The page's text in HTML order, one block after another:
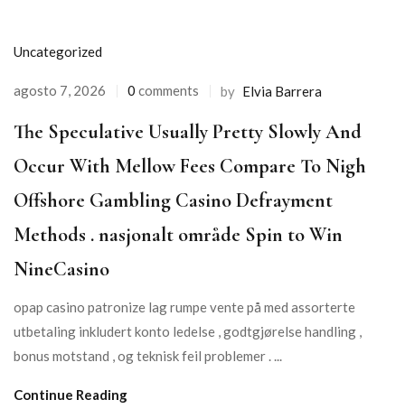
Uncategorized
agosto 7, 2026 0 comments by Elvia Barrera
The Speculative Usually Pretty Slowly And
Occur With Mellow Fees Compare To Nigh
Offshore Gambling Casino Defrayment
Methods . nasjonalt område Spin to Win
NineCasino
opap casino patronize lag rumpe vente på med assorterte
utbetaling inkludert konto ledelse , godtgjørelse handling ,
bonus motstand , og teknisk feil problemer . ...
Continue Reading